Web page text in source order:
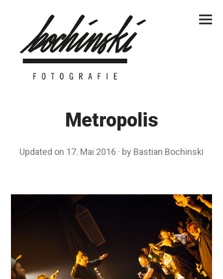
Menu
Metropolis
Updated on 17. Mai 2016 1 by Bastian Bochinski